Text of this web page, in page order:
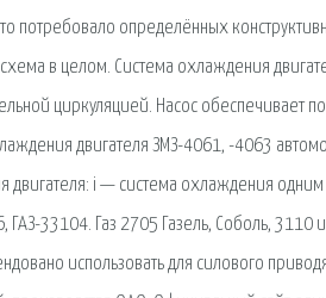
потребовало определённых
схема в целом. Система охлаждения
циркуляцией. Насос
двигателя ЗМЗ-4061, -4063
двигателя: i — система охлаждения
ГАЗ-33104. Газ 2705 Газель, Соболь, 3110
использовать для силового